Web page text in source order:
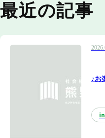
最近の記事
♪お
in